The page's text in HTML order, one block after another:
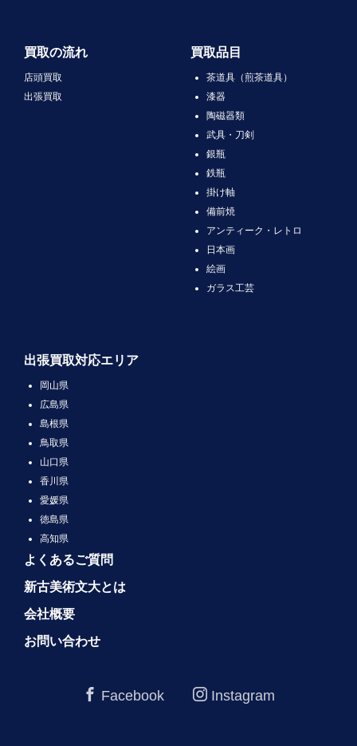
買取の流れ
店頭買取
出張買取
買取品目
茶道具（煎茶道具）
漆器
陶磁器類
武具・刀剣
銀瓶
鉄瓶
掛け軸
備前焼
アンティーク・レトロ
日本画
絵画
ガラス工芸
出張買取対応エリア
岡山県
広島県
島根県
鳥取県
山口県
香川県
愛媛県
徳島県
高知県
よくあるご質問
新古美術文大とは
会社概要
お問い合わせ
Facebook Instagram